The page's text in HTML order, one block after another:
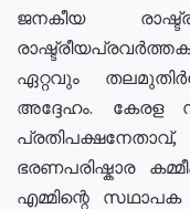
ജനകീയ
ഏറ്റവും
അദ്ദേഹം. കേരള
ഭരണപരിഷ്കാര
എമ്മിന്റെ